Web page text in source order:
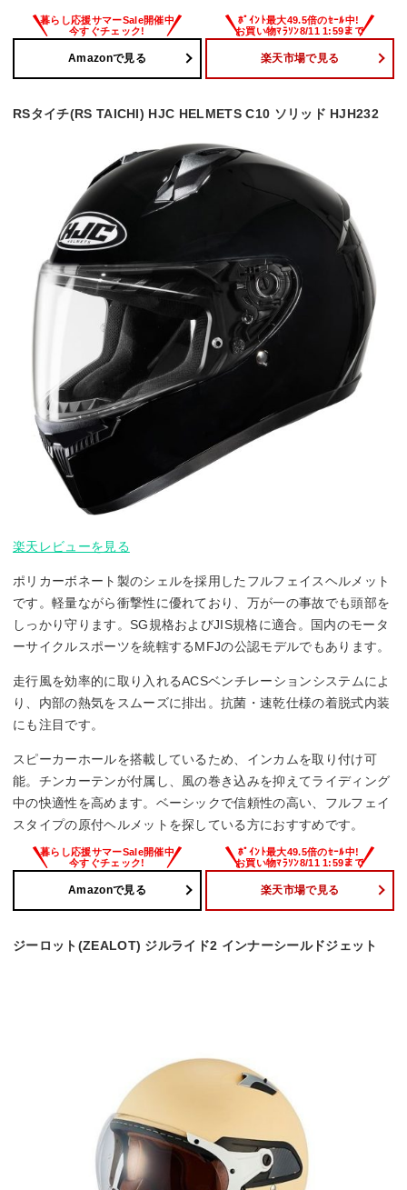
Amazonで見る 楽天市場で見る
RSタイチ(RS TAICHI) HJC HELMETS C10 ソリッド HJH232
楽天レビューを見る
ポリカーボネート製のシェルを採用したフルフェイスヘルメット
です。軽量ながら衝撃性に優れており、万が一の事故でも頭部を
しっかり守ります。SG規格およびJIS規格に適合。国内のモータ
ーサイクルスポーツを統轄するMFJの公認モデルでもあります。
走行風を効率的に取り入れるACSベンチレーションシステムによ
り、内部の熱気をスムーズに排出。抗菌・速乾仕様の着脱式内装
にも注目です。
スピーカーホールを搭載しているため、インカムを取り付け可
能。チンカーテンが付属し、風の巻き込みを抑えてライディング
中の快適性を高めます。ベーシックで信頼性の高い、フルフェイ
スタイプの原付ヘルメットを探している方におすすめです。
Amazonで見る 楽天市場で見る
ジーロット(ZEALOT) ジルライド2 インナーシールドジェット